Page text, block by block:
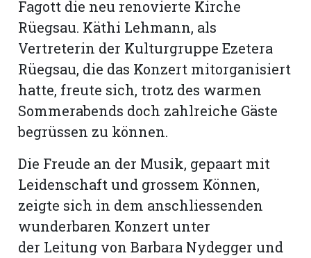
Fagott die neu renovierte Kirche
Rüegsau. Käthi Lehmann, als
Vertreterin der Kulturgruppe Ezetera
Rüegsau, die das Konzert mitorganisiert
hatte, freute sich, trotz des warmen
Sommerabends doch zahlreiche Gäste
begrüssen zu können.
Die Freude an der Musik, gepaart mit
Leidenschaft und grossem Können,
zeigte sich in dem anschlies­senden
wunderbaren Konzert unter
der Leitung von Barbara Nydegger und